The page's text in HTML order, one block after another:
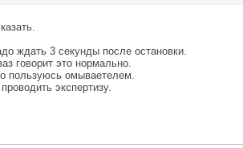
ждать 3 секунды после остановки.
говорит это нормально.
пользуюсь омываетелем.
экспертизу.